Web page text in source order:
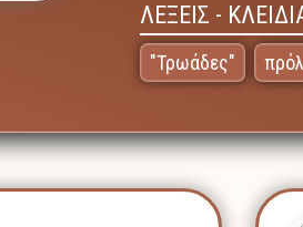
ΛΕΞΕΙΣ -
"Τρωάδες"